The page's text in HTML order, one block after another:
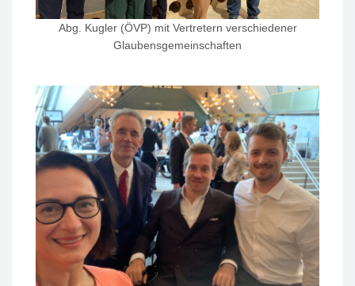
Abg. Kugler (ÖVP) mit Vertretern verschiedener
Glaubensgemeinschaften